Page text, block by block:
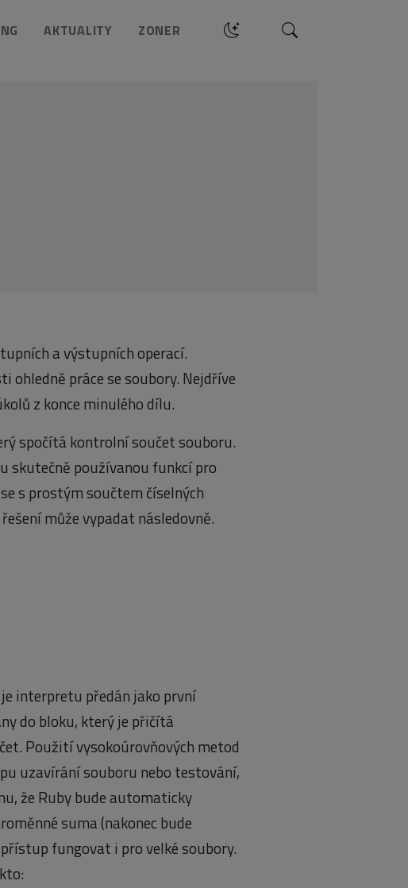
AKTUALITY ZONER Hledat
a výstupních operací.
ohledně práce se soubory. Nejdříve
z konce minulého dílu.
spočítá kontrolní součet souboru.
skutečně používanou funkcí pro
s prostým součtem číselných
může vypadat následovně.
interpretu předán jako první
do bloku, který je přičítá
Použití vysokoúrovňových metod
uzavírání souboru nebo testování,
že Ruby bude automaticky
suma (nakonec bude
fungovat i pro velké soubory.